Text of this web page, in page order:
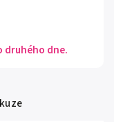
druhého dne.